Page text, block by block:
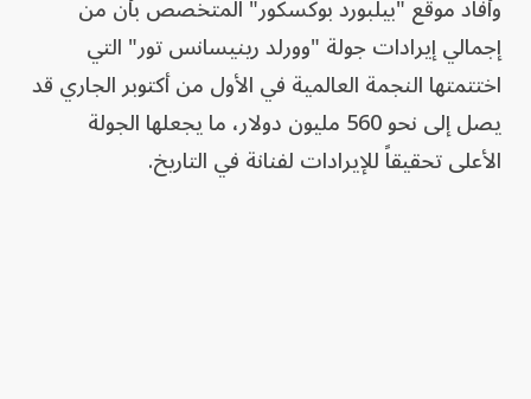
وأفاد موقع "بيلبورد بوكسكور" المتخصص بأن من
إجمالي إيرادات جولة "وورلد رينيسانس تور" التي
اختتمتها النجمة العالمية في الأول من أكتوبر الجاري قد
يصل إلى نحو 560 مليون دولار، ما يجعلها الجولة
الأعلى تحقيقاً للإيرادات لفنانة في التاريخ.